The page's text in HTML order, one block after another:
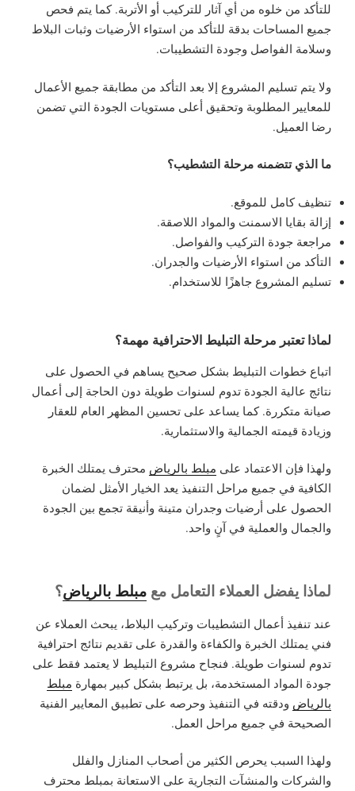
للتأكد من خلوه من أي آثار للتركيب أو الأتربة. كما يتم فحص
جميع المساحات بدقة للتأكد من استواء الأرضيات وثبات البلاط
وسلامة الفواصل وجودة التشطيبات.
ولا يتم تسليم المشروع إلا بعد التأكد من مطابقة جميع الأعمال
للمعايير المطلوبة وتحقيق أعلى مستويات الجودة التي تضمن
رضا العميل.
ما الذي تتضمنه مرحلة التشطيب؟
تنظيف كامل للموقع.
إزالة بقايا الاسمنت والمواد اللاصقة.
مراجعة جودة التركيب والفواصل.
التأكد من استواء الأرضيات والجدران.
تسليم المشروع جاهزًا للاستخدام.
لماذا تعتبر مرحلة التبليط الاحترافية مهمة؟
اتباع خطوات التبليط بشكل صحيح يساهم في الحصول على
نتائج عالية الجودة تدوم لسنوات طويلة دون الحاجة إلى أعمال
صيانة متكررة. كما يساعد على تحسين المظهر العام للعقار
وزيادة قيمته الجمالية والاستثمارية.
ولهذا فإن الاعتماد على مبلط بالرياض محترف يمتلك الخبرة
الكافية في جميع مراحل التنفيذ يعد الخيار الأمثل لضمان
الحصول على أرضيات وجدران متينة وأنيقة تجمع بين الجودة
والجمال والعملية في آنٍ واحد.
لماذا يفضل العملاء التعامل مع مبلط بالرياض؟
عند تنفيذ أعمال التشطيبات وتركيب البلاط، يبحث العملاء عن
فني يمتلك الخبرة والكفاءة والقدرة على تقديم نتائج احترافية
تدوم لسنوات طويلة. فنجاح مشروع التبليط لا يعتمد فقط على
جودة المواد المستخدمة، بل يرتبط بشكل كبير بمهارة مبلط
بالرياض ودقته في التنفيذ وحرصه على تطبيق المعايير الفنية
الصحيحة في جميع مراحل العمل.
ولهذا السبب يحرص الكثير من أصحاب المنازل والفلل
والشركات والمنشآت التجارية على الاستعانة بمبلط محترف